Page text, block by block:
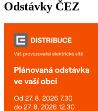
Odstávky ČEZ